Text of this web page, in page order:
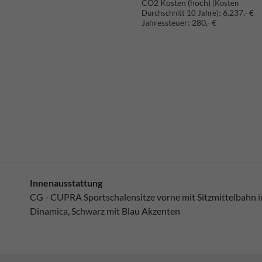
CO2 Kosten (hoch) (Kosten
Durchschnitt 10 Jahre): 6.237,- €
Jahressteuer: 280,- €
Innenausstattung
CG - CUPRA Sportschalensitze vorne mit Sitzmittelbahn
Dinamica, Schwarz mit Blau Akzenten